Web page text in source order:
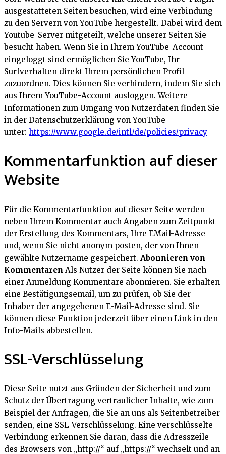
ausgestatteten Seiten besuchen, wird eine Verbindung
zu den Servern von YouTube hergestellt. Dabei wird dem
Youtube-Server mitgeteilt, welche unserer Seiten Sie
besucht haben. Wenn Sie in Ihrem YouTube-Account
eingeloggt sind ermöglichen Sie YouTube, Ihr
Surfverhalten direkt Ihrem persönlichen Profil
zuzuordnen. Dies können Sie verhindern, indem Sie sich
aus Ihrem YouTube-Account ausloggen. Weitere
Informationen zum Umgang von Nutzerdaten finden Sie
in der Datenschutzerklärung von YouTube
unter: https://www.google.de/intl/de/policies/privacy
Kommentarfunktion auf dieser
Website
Für die Kommentarfunktion auf dieser Seite werden
neben Ihrem Kommentar auch Angaben zum Zeitpunkt
der Erstellung des Kommentars, Ihre EMail-Adresse
und, wenn Sie nicht anonym posten, der von Ihnen
gewählte Nutzername gespeichert. Abonnieren von
Kommentaren Als Nutzer der Seite können Sie nach
einer Anmeldung Kommentare abonnieren. Sie erhalten
eine Bestätigungsemail, um zu prüfen, ob Sie der
Inhaber der angegebenen E-Mail-Adresse sind. Sie
können diese Funktion jederzeit über einen Link in den
Info-Mails abbestellen.
SSL-Verschlüsselung
Diese Seite nutzt aus Gründen der Sicherheit und zum
Schutz der Übertragung vertraulicher Inhalte, wie zum
Beispiel der Anfragen, die Sie an uns als Seitenbetreiber
senden, eine SSL-Verschlüsselung. Eine verschlüsselte
Verbindung erkennen Sie daran, dass die Adresszeile
des Browsers von „http://“ auf „https://“ wechselt und an